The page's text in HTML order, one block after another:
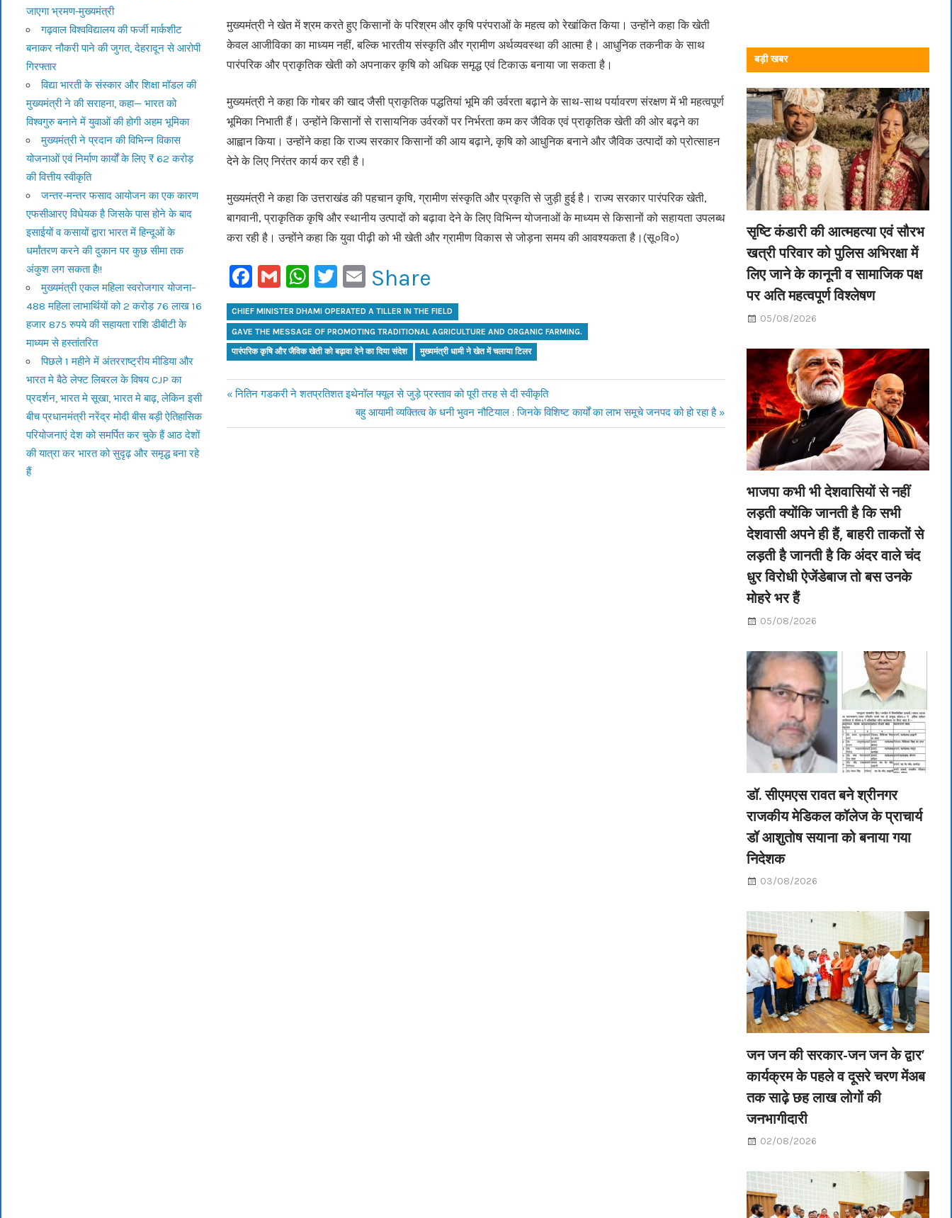
मुख्यमंत्री ने खेत में श्रम करते हुए किसानों के परिश्रम और कृषि परंपराओं के महत्व को रेखांकित किया। उन्होंने कहा कि खेती
केवल आजीविका का माध्यम नहीं, बल्कि भारतीय संस्कृति और ग्रामीण अर्थव्यवस्था की आत्मा है। आधुनिक तकनीक के साथ
पारंपरिक और प्राकृतिक खेती को अपनाकर कृषि को अधिक समृद्ध एवं टिकाऊ बनाया जा सकता है।
मुख्यमंत्री ने कहा कि गोबर की खाद जैसी प्राकृतिक पद्धतियां भूमि की उर्वरता बढ़ाने के साथ-साथ पर्यावरण संरक्षण में भी महत्वपूर्ण
भूमिका निभाती हैं। उन्होंने किसानों से रासायनिक उर्वरकों पर निर्भरता कम कर जैविक एवं प्राकृतिक खेती की ओर बढ़ने का
आह्वान किया। उन्होंने कहा कि राज्य सरकार किसानों की आय बढ़ाने, कृषि को आधुनिक बनाने और जैविक उत्पादों को प्रोत्साहन
देने के लिए निरंतर कार्य कर रही है।
मुख्यमंत्री ने कहा कि उत्तराखंड की पहचान कृषि, ग्रामीण संस्कृति और प्रकृति से जुड़ी हुई है। राज्य सरकार पारंपरिक खेती,
बागवानी, प्राकृतिक कृषि और स्थानीय उत्पादों को बढ़ावा देने के लिए विभिन्न योजनाओं के माध्यम से किसानों को सहायता उपलब्ध
करा रही है। उन्होंने कहा कि युवा पीढ़ी को भी खेती और ग्रामीण विकास से जोड़ना समय की आवश्यकता है।(सू०वि०)
Facebook
GmailWhatsApp
Twitter
Email
Share
CHIEF MINISTER DHAMI OPERATED A TILLER IN THE FIELD
GAVE THE MESSAGE OF PROMOTING TRADITIONAL AGRICULTURE AND ORGANIC FARMING.
पारंपरिक कृषि और जैविक खेती को बढ़ावा देने का दिया संदेश मुख्यमंत्री धामी ने खेत में चलाया टिलर
Previous
नितिन गडकरी ने शतप्रतिशत इथेनॉल फ्यूल से जुड़े प्रस्ताव को पूरी तरह से दी स्वीकृति
Next
Post:
बहु आयामी व्यक्तित्व के धनी भुवन नौटियाल : जिनके विशिष्ट कार्यों का लाभ समूचे जनपद को हो रहा है
जाएगा भ्रमण-मुख्यमंत्री
गढ़वाल विश्वविद्यालय की फर्जी मार्कशीट
बनाकर नौकरी पाने की जुगत, देहरादून से आरोपी
गिरफ्तार
विद्या भारती के संस्कार और शिक्षा मॉडल की
मुख्यमंत्री ने की सराहना, कहा— भारत को
विश्वगुरु बनाने में युवाओं की होगी अहम भूमिका
मुख्यमंत्री ने प्रदान की विभिन्न विकास
योजनाओं एवं निर्माण कार्यों के लिए ₹ 62 करोड़
की वित्तीय स्वीकृति
जन्तर-मन्तर फसाद आयोजन का एक कारण
एफसीआरए विधेयक है जिसके पास होने के बाद
इसाईयों व कसायों द्वारा भारत में हिन्दूओं के
धर्मांतरण करने की दुकान पर कुछ सीमा तक
अंकुश लग सकता है!!
मुख्यमंत्री एकल महिला स्वरोजगार योजना–
488 महिला लाभार्थियों को 2 करोड़ 76 लाख 16
हजार 875 रुपये की सहायता राशि डीबीटी के
माध्यम से हस्तांतरित
पिछले 1 महीने में अंतरराष्ट्रीय मीडिया और
भारत मे बैठे लेफ्ट लिबरल के विषय CJP का
प्रदर्शन, भारत मे सूखा, भारत मे बाढ़, लेकिन इसी
बीच प्रधानमंत्री नरेंद्र मोदी बीस बड़ी ऐतिहासिक
परियोजनाएं देश को समर्पित कर चुके हैं आठ देशों
की यात्रा कर भारत को सुदृढ़ और समृद्ध बना रहे
हैं
बड़ी खबर
सृष्टि कंडारी की आत्महत्या एवं सौरभ
खत्री परिवार को पुलिस अभिरक्षा में
लिए जाने के कानूनी व सामाजिक पक्ष
पर अति महत्वपूर्ण विश्लेषण
05/08/2026
भाजपा कभी भी देशवासियों से नहीं
लड़ती क्योंकि जानती है कि सभी
देशवासी अपने ही हैं, बाहरी ताकतों से
लड़ती है जानती है कि अंदर वाले चंद
धुर विरोधी ऐजेंडेबाज तो बस उनके
मोहरे भर हैं
05/08/2026
डॉ. सीएमएस रावत बने श्रीनगर
राजकीय मेडिकल कॉलेज के प्राचार्य
डॉ आशुतोष सयाना को बनाया गया
निदेशक
03/08/2026
जन जन की सरकार-जन जन के द्वार’
कार्यक्रम के पहले व दूसरे चरण मेंअब
तक साढ़े छह लाख लोगों की
जनभागीदारी
02/08/2026